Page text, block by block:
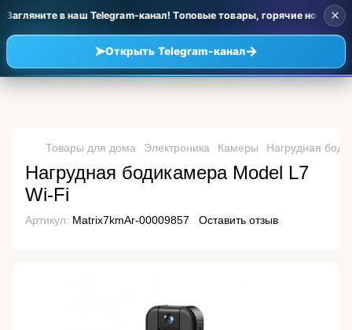
в наш Telegram-канал! Топовые товары, горячие
➤Открыть Telegram-канал→
×
Товары для дома Электроника Камеры Нагрудная
Нагрудная бодикамера Model L7
Wi-Fi
Артикул: Matrix7kmAr-00009857 Оставить отзыв